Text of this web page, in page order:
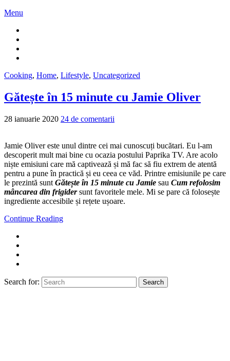
Menu
Cooking, Home, Lifestyle, Uncategorized
Gătește în 15 minute cu Jamie Oliver
28 ianuarie 2020 24 de comentarii
Jamie Oliver este unul dintre cei mai cunoscuți bucătari. Eu l-am
descoperit mult mai bine cu ocazia postului Paprika TV. Are acolo
niște emisiuni care mă captivează și mă fac să fiu extrem de atentă
pentru a pune în practică și eu ceea ce văd. Printre emisiunile pe care
le prezintă sunt Gătește în 15 minute cu Jamie sau Cum refolosim
mâncarea din frigidersunt favoritele mele. Mi se pare că folosește
ingrediente accesibile și rețete ușoare.
Continue Reading
Search for: Search